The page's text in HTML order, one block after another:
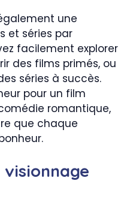
une
et séries par
facilement explorer
des films primés, ou
séries à succès.
pour un film
romantique,
que chaque